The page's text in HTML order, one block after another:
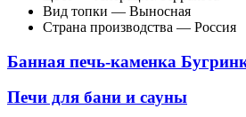
Вид топки — Выносная
Страна производства — Россия
Банная печь-каменка
Печи для бани и сауны